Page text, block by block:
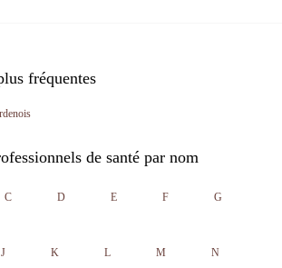
fréquentes
de santé par nom
C D E F G
J K L M N